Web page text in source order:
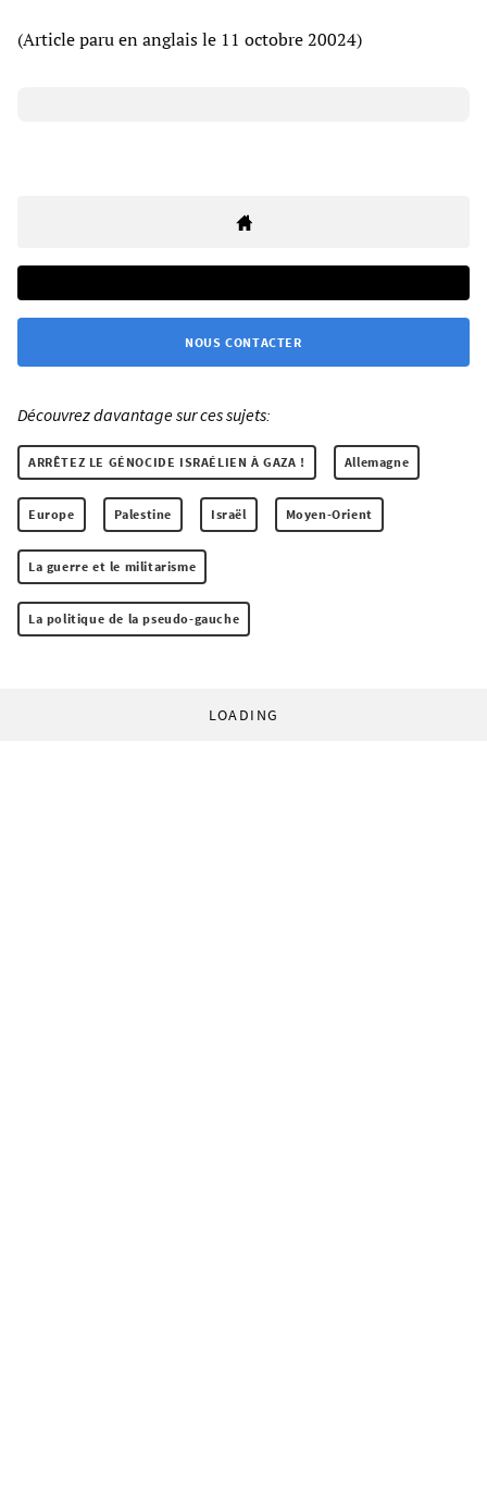
(Article paru en anglais le 11 octobre 20024)
NOUS CONTACTER
Découvrez davantage sur ces sujets:
ARRÊTEZ LE GÉNOCIDE ISRAÉLIEN À GAZA ! Allemagne
Europe Palestine Israël Moyen-Orient
La guerre et le militarisme
La politique de la pseudo-gauche
LOADING